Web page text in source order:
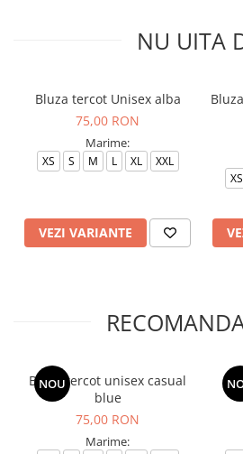
NU UITA
Bluza tercot Unisex alba
75,00 RON
Marime:
XS S M L XL XXL
VEZI VARIANTE
XS
NOU
Bluza tercot unisex casual
blue
75,00 RON
Marime: